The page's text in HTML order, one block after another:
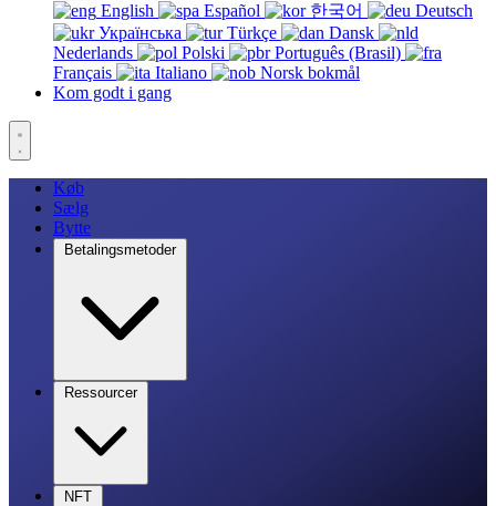
English Español 한국어
Deutsch
Українська
Türkçe
Dansk
Nederlands
Polski
Português (Brasil)
Français
Italiano
Norsk bokmål
Kom godt i gang
Køb
Sælg
Bytte
Betalingsmetoder
Ressourcer
NFT